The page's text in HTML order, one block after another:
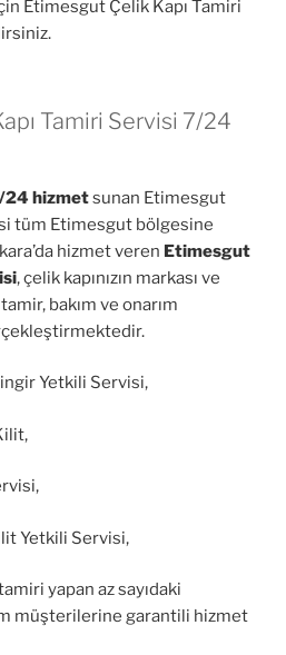
Etimesgut Çelik Kapı Tamiri
Tamiri Servisi 7/24
24 hizmetsunan Etimesgut
tüm Etimesgut bölgesine
hizmet veren Etimesgut
, çelik kapınızın markası ve
bakım ve onarım
Yetkili Servisi,
Yetkili Servisi,
yapan az sayıdaki
müşterilerine garantili hizmet